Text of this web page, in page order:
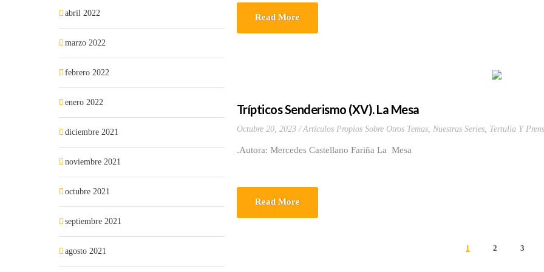
Read More
Trípticos Senderismo (XV). La Mesa
Octubre 20, 2023 Artículos Propios Sobre Otros Temas, Nuestras Series, Tertulia Y
.Autora: Mercedes Castellano Fariña La Mesa
Read More
1 2 3
abril 2022
marzo 2022
febrero 2022
enero 2022
diciembre 2021
noviembre 2021
octubre 2021
septiembre 2021
agosto 2021